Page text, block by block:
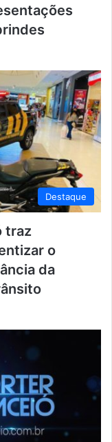
Destaque
traz
o
da